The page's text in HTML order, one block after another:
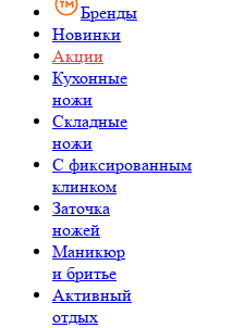
Бренды
Новинки
Акции
Кухонные
ножи
Складные
ножи
C фиксированным
клинком
Заточка
ножей
Маникюр
и бритье
Активный
отдых